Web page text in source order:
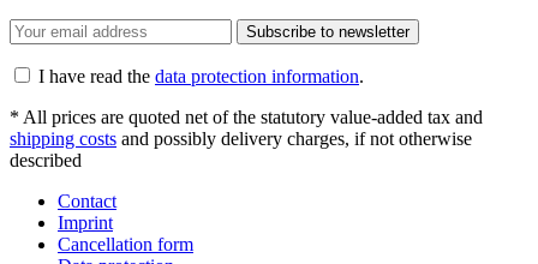
Subscribe to newsletter
I have read the data protection information.
* All prices are quoted net of the statutory value-added tax and
shipping costs and possibly delivery charges, if not otherwise
described
Contact
Imprint
Cancellation form